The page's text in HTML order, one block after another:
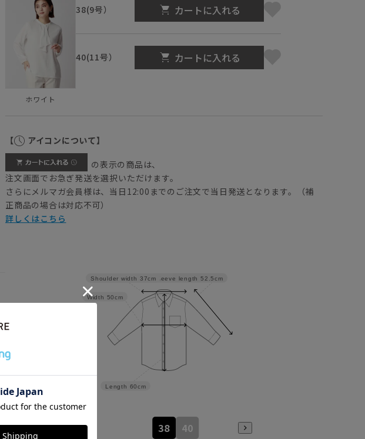
ホワイト
38(9号） カートに入れる
40(11号） カートに入れる
【 アイコンについて】
の表示の商品は、
注文画面でお急ぎ発送を選択いただけます。
さらにメルマガ会員様は、当日12:00までのご注文で当日発送となります。（補
正商品の場合は対応不可）
詳しくはこちら
Sleeve length 52.5cm
Length 60cm
Width 50cm
Shoulder width 37cm
38 40